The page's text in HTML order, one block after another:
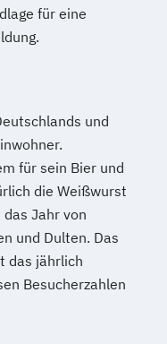
für eine
und
für sein Bier und
die Weißwurst
Jahr von
und Dulten. Das
das jährlich
Besucherzahlen